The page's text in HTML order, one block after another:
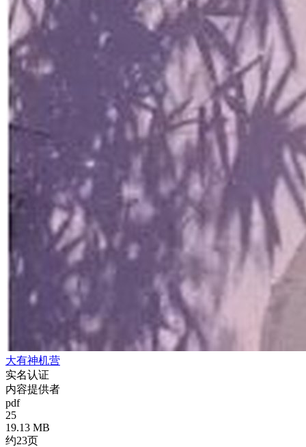
大有神机营
实名认证
内容提供者
pdf
25
19.13 MB
约23页